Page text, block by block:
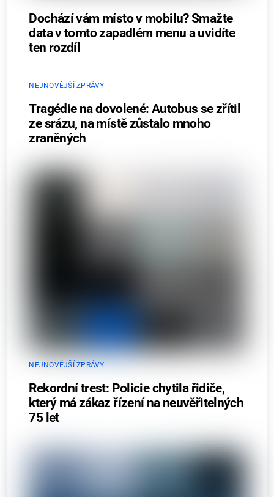
Dochází vám místo v mobilu? Smažte
data v tomto zapadlém menu a uvidíte
ten rozdíl
NEJNOVĚJŠÍ ZPRÁVY
Tragédie na dovolené: Autobus se zřítil
ze srázu, na místě zůstalo mnoho
zraněných
NEJNOVĚJŠÍ ZPRÁVY
Rekordní trest: Policie chytila řidiče,
který má zákaz řízení na neuvěřitelných
75 let